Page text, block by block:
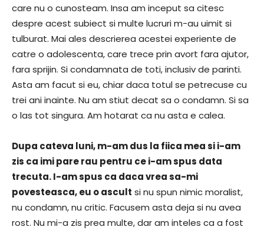
care nu o cunosteam. Insa am inceput sa citesc
despre acest subiect si multe lucruri m-au uimit si
tulburat. Mai ales descrierea acestei experiente de
catre o adolescenta, care trece prin avort fara ajutor,
fara sprijin. Si condamnata de toti, inclusiv de parinti.
Asta am facut si eu, chiar daca totul se petrecuse cu
trei ani inainte. Nu am stiut decat sa o condamn. Si sa
o las tot singura. Am hotarat ca nu asta e calea.
Dupa cateva luni, m-am dus la fiica mea si i-am
zis ca imi pare rau pentru ce i-am spus data
trecuta. I-am spus ca daca vrea sa-mi
povesteasca, eu o ascult si nu spun nimic moralist,
nu condamn, nu critic. Facusem asta deja si nu avea
rost. Nu mi-a zis prea multe, dar am inteles ca a fost